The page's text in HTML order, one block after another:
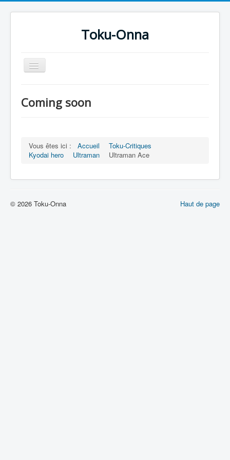
Toku-Onna
Basculer
la
Toku-Actrices
Séries
Films
COSAA
Coming soon
Vous êtes ici : Accueil
Toku-Critiques
Kyodai hero
Ultraman Ultraman Ace
Haut de page
© 2026 Toku-Onna